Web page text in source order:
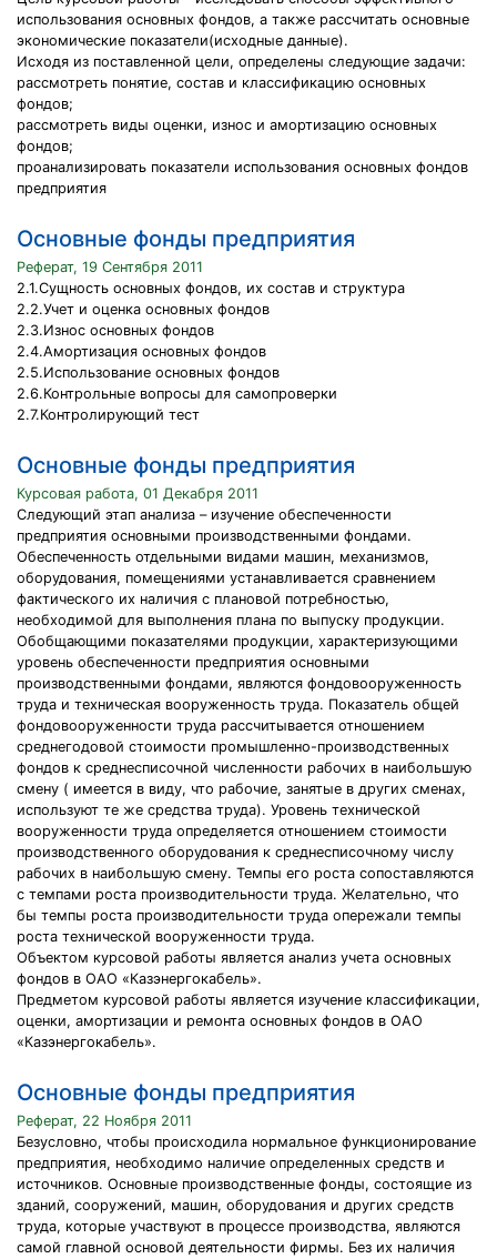
использования основных фондов, а также рассчитать основные
экономические показатели(исходные данные).
Исходя из поставленной цели, определены следующие задачи:
рассмотреть понятие, состав и классификацию основных
фондов;
рассмотреть виды оценки, износ и амортизацию основных
фондов;
проанализировать показатели использования основных фондов
предприятия
Основные фонды предприятия
Реферат, 19 Сентября 2011
2.1.Сущность основных фондов, их состав и структура
2.2.Учет и оценка основных фондов
2.3.Износ основных фондов
2.4.Амортизация основных фондов
2.5.Использование основных фондов
2.6.Контрольные вопросы для самопроверки
2.7.Контролирующий тест
Основные фонды предприятия
Курсовая работа, 01 Декабря 2011
Следующий этап анализа – изучение обеспеченности
предприятия основными производственными фондами.
Обеспеченность отдельными видами машин, механизмов,
оборудования, помещениями устанавливается сравнением
фактического их наличия с плановой потребностью,
необходимой для выполнения плана по выпуску продукции.
Обобщающими показателями продукции, характеризующими
уровень обеспеченности предприятия основными
производственными фондами, являются фондовооруженность
труда и техническая вооруженность труда. Показатель общей
фондовооруженности труда рассчитывается отношением
среднегодовой стоимости промышленно-производственных
фондов к среднесписочной численности рабочих в наибольшую
смену ( имеется в виду, что рабочие, занятые в других сменах,
используют те же средства труда). Уровень технической
вооруженности труда определяется отношением стоимости
производственного оборудования к среднесписочному числу
рабочих в наибольшую смену. Темпы его роста сопоставляются
с темпами роста производительности труда. Желательно, что
бы темпы роста производительности труда опережали темпы
роста технической вооруженности труда.
Объектом курсовой работы является анализ учета основных
фондов в ОАО «Казэнергокабель».
Предметом курсовой работы является изучение классификации,
оценки, амортизации и ремонта основных фондов в ОАО
«Казэнергокабель».
Основные фонды предприятия
Реферат, 22 Ноября 2011
Безусловно, чтобы происходила нормальное функционирование
предприятия, необходимо наличие определенных средств и
источников. Основные производственные фонды, состоящие из
зданий, сооружений, машин, оборудования и других средств
труда, которые участвуют в процессе производства, являются
самой главной основой деятельности фирмы. Без их наличия